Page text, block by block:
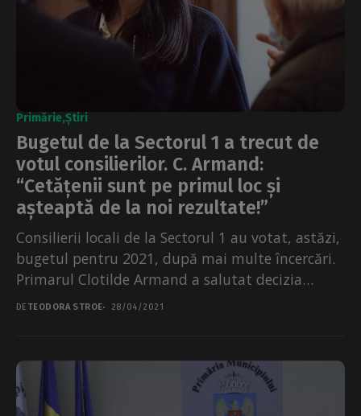
Primărie Știri
Bugetul de la Sectorul 1 a trecut de
votul consilierilor. C. Armand:
“Cetățenii sunt pe primul loc și
așteaptă de la noi rezultate!”
Consilierii locali de la Sectorul 1 au votat, astăzi,
bugetul pentru 2021, după mai multe încercări.
Primarul Clotilde Armand a salutat decizia
consilierilor...
DE TEODORA STROE 28/04/2021